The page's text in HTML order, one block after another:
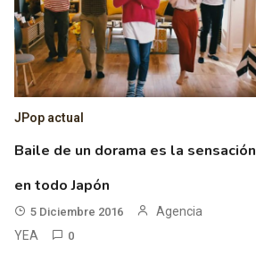
JPop actual
Baile de un dorama es la sensación
en todo Japón
5 Diciembre 2016
Agencia
YEA
0